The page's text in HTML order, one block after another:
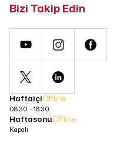
Bizi Takip Edin
HaftaiçiOffline
08:30 - 18:30
HaftasonuOffline
Kapalı